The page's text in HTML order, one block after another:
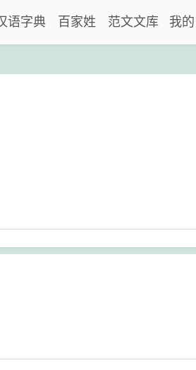
语字典 百家姓 范文文库 我的